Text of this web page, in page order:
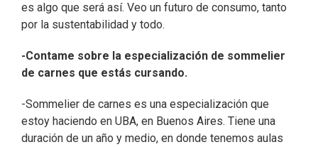
es algo que será así. Veo un futuro de consumo, tanto
por la sustentabilidad y todo.
-Contame sobre la especialización de sommelier
de carnes que estás cursando.
-Sommelier de carnes es una especialización que
estoy haciendo en UBA, en Buenos Aires. Tiene una
duración de un año y medio, en donde tenemos aulas